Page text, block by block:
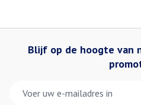
Blijf op de hoogte van